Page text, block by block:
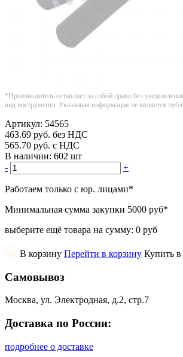
*Производитель оставляет за собой право без
вид инструмента. Указанная информация не является
Артикул: 54565
463.69 руб. без НДС
565.70 руб. с НДС
В наличии: 602 шт
-
+
Работаем только с юр. лицами*
Минимальная сумма закупки 5000 руб*
выберите ещё товара на сумму: 0 руб
В корзину Перейти в корзину Купить
Самовывоз
Москва, ул. Электродная, д.2, стр.7
Доставка по России:
подробнее о доставке